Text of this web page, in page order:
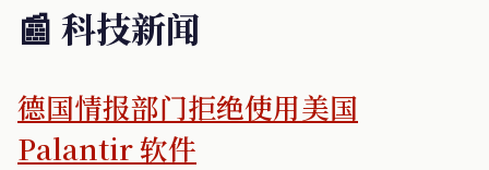
📰 科技新闻
德国情报部门拒绝使用美国
Palantir 软件